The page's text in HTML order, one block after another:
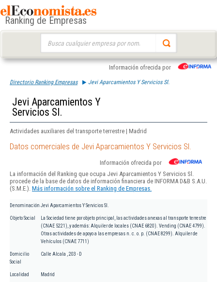
Ranking de Empresas
Información ofrecida por
Directorio Ranking Empresas Jevi Aparcamientos Y Servicios Sl.
Jevi Aparcamientos Y
Servicios Sl.
Actividades auxiliares del transporte terrestre | Madrid
Datos comerciales de Jevi Aparcamientos Y Servicios Sl.
Información ofrecida por
La información del Ranking que ocupa Jevi Aparcamientos Y Servicios Sl.
procede de la base de datos de información financiera de INFORMA D&B S.A.U.
(S.M.E.). Más información sobre el Ranking de Empresas.
Denominación Jevi Aparcamientos Y Servicios Sl.
Objeto Social
La Sociedad tiene por objeto principal, las actividades anexas al transporte terrestre
(CNAE 5221), y además: Alquiler de locales (CNAE 6820). Vending (CNAE 4799).
Otras actividades de apoyo a las empresas n. c. o. p. (CNAE 8299). Alquiler de
Vehículos (CNAE 7711)
Domicilio
Social
Calle Alcala , 203 - D
Localidad Madrid